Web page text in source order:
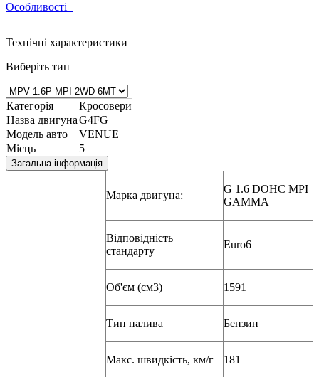
Особливості
Технічні характеристики
Виберіть тип
Категорія
Кросовери
Назва двигунаG4FG
Модель авто
VENUE
Місць
5
Загальна інформація
Марка двигуна:
G 1.6 DOHC MPI
GAMMA
Відповідність
стандарту
Euro6
Об'єм (см3) 1591
Тип палива Бензин
Макс. швидкість, км/г 181